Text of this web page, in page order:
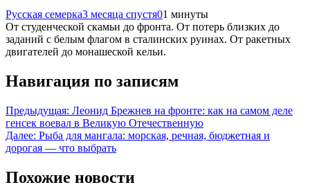
Русская семерка3 месяца спустя01 минуты
От студенческой скамьи до фронта. От потерь близких до
заданий с белым флагом в сталинских руинах. От ракетных
двигателей до монашеской кельи.
Навигация по записям
Предыдущая: Леонид Брежнев на фронте: как на самом деле
генсек воевал в Великую Отечественную
Далее: Рыба для мангала: морская, речная, бюджетная и
дорогая — что выбрать
Похожие новости